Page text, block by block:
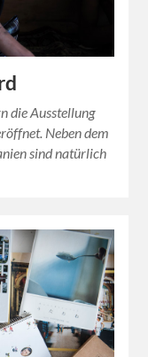
die Ausstellung
Neben dem
sind natürlich